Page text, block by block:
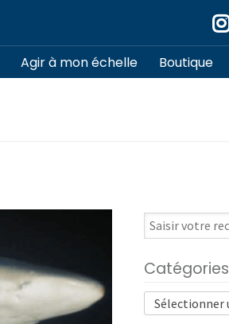
Agir à mon échelle Boutique
Catégories